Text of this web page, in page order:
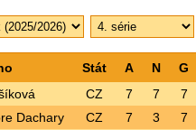
Stát A N G
CZ 7 7 7
Dachary CZ 7 3 7